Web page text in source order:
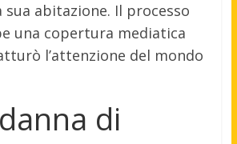
sua abitazione. Il processo
una copertura mediatica
l’attenzione del mondo
di